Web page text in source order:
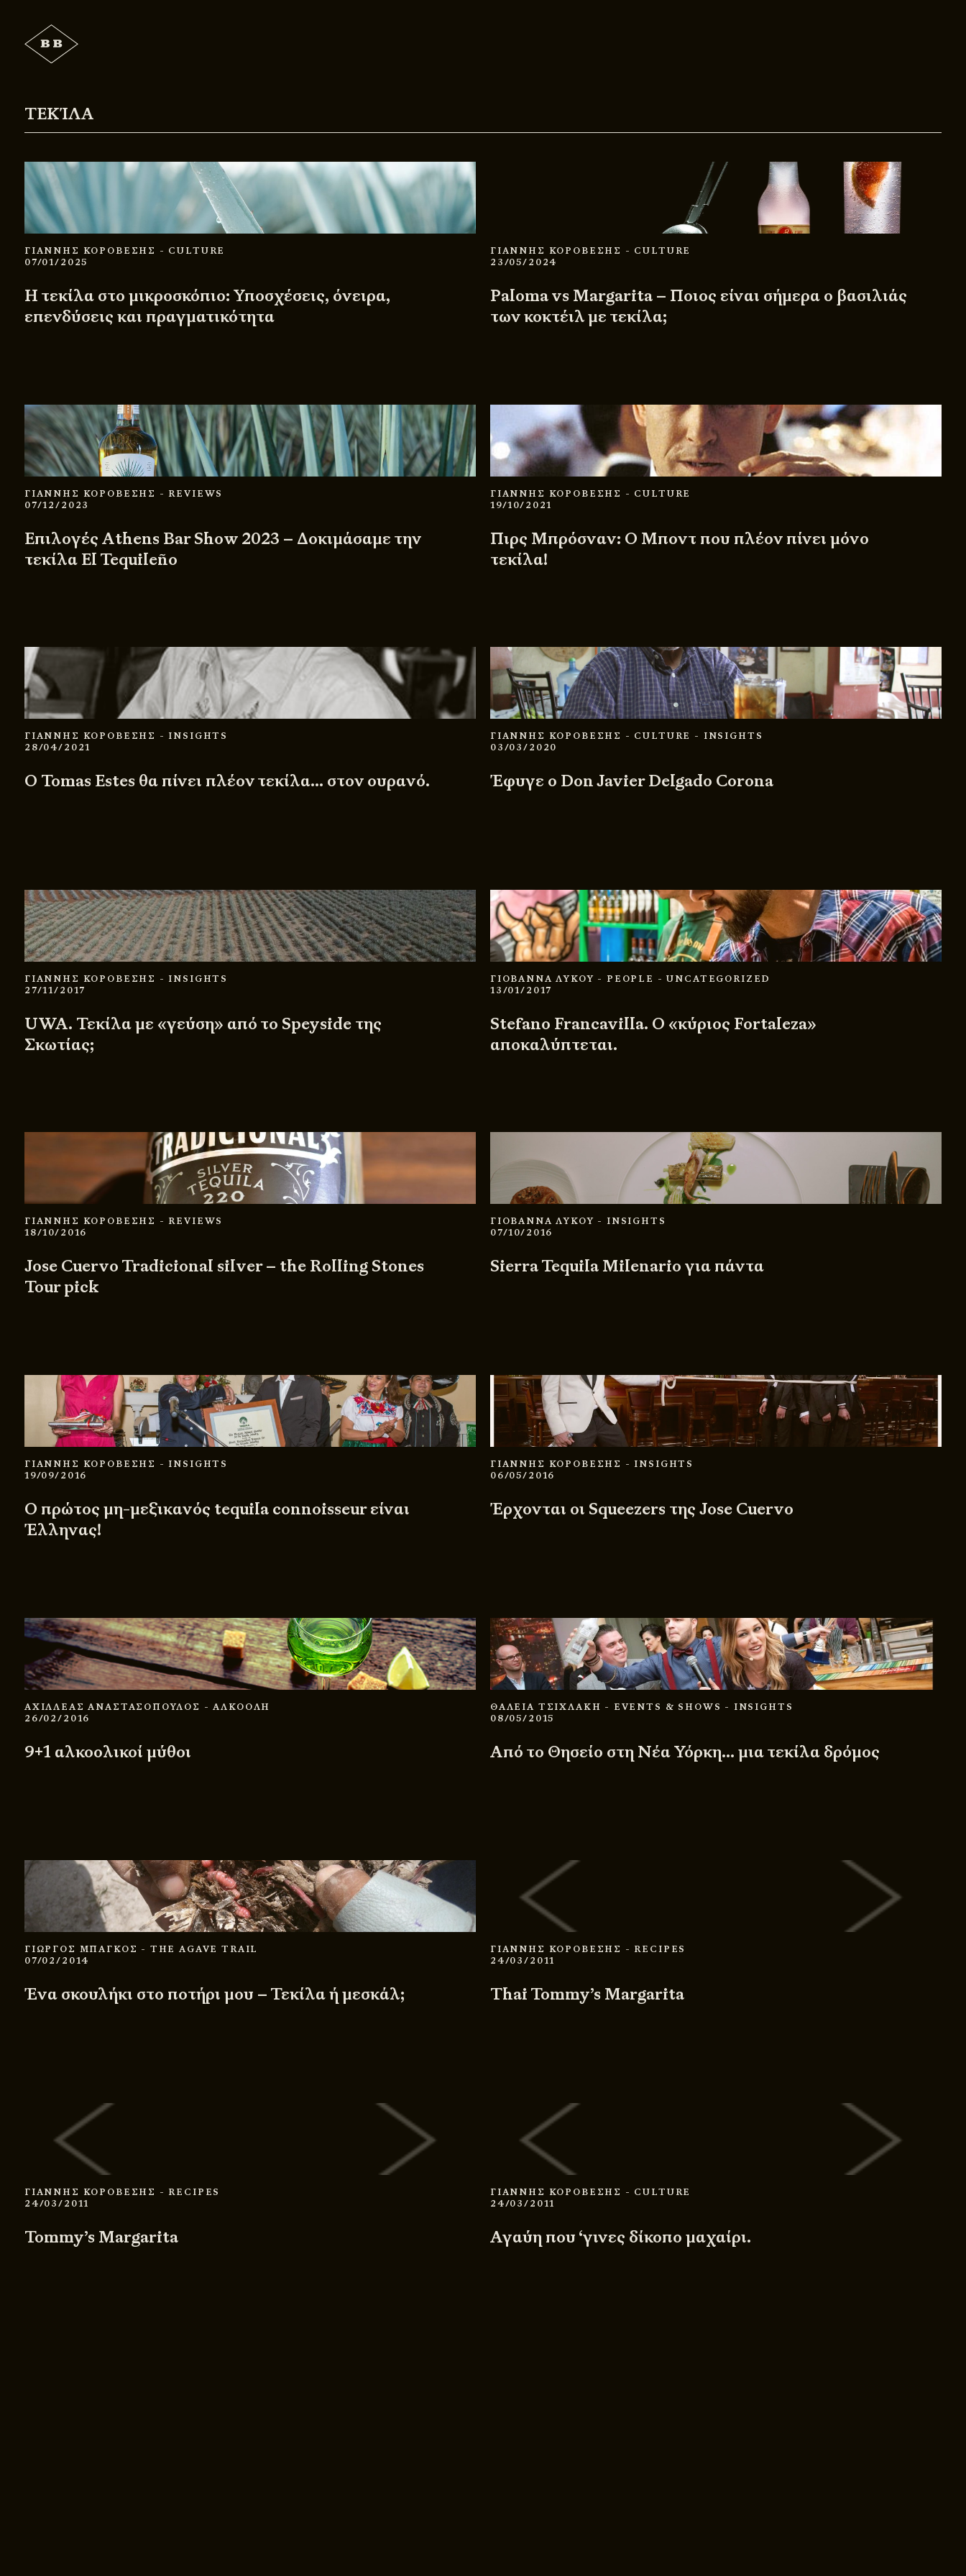
ΤΕΚΊΛΑ
ΓΙΑΝΝΗΣ ΚΟΡΟΒΕΣΗΣ - CULTURE
07/01/2025
Η τεκίλα στο μικροσκόπιο: Υποσχέσεις, όνειρα,
επενδύσεις και πραγματικότητα
ΓΙΑΝΝΗΣ ΚΟΡΟΒΕΣΗΣ - CULTURE
23/05/2024
Paloma vs Margarita – Ποιος είναι σήμερα ο βασιλιάς
των κοκτέιλ με τεκίλα;
ΓΙΑΝΝΗΣ ΚΟΡΟΒΕΣΗΣ - REVIEWS
07/12/2023
Επιλογές Athens Bar Show 2023 – Δοκιμάσαμε την
τεκίλα El Tequileño
ΓΙΑΝΝΗΣ ΚΟΡΟΒΕΣΗΣ - CULTURE
19/10/2021
Πιρς Μπρόσναν: Ο Μποντ που πλέον πίνει μόνο
τεκίλα!
ΓΙΑΝΝΗΣ ΚΟΡΟΒΕΣΗΣ - INSIGHTS
28/04/2021
Ο Tomas Estes θα πίνει πλέον τεκίλα… στον ουρανό.
ΓΙΑΝΝΗΣ ΚΟΡΟΒΕΣΗΣ - CULTURE - INSIGHTS
03/03/2020
Έφυγε ο Don Javier Delgado Corona
ΓΙΑΝΝΗΣ ΚΟΡΟΒΕΣΗΣ - INSIGHTS
27/11/2017
UWA. Τεκίλα με «γεύση» από το Speyside της
Σκωτίας;
ΓΙΟΒΑΝΝΑ ΛΥΚΟΥ - PEOPLE - UNCATEGORIZED
13/01/2017
Stefano Francavilla. Ο «κύριος Fortaleza»
αποκαλύπτεται.
ΓΙΑΝΝΗΣ ΚΟΡΟΒΕΣΗΣ - REVIEWS
18/10/2016
Jose Cuervo Tradicional silver – the Rolling Stones
Tour pick
ΓΙΟΒΑΝΝΑ ΛΥΚΟΥ - INSIGHTS
07/10/2016
Sierra Tequila Milenario για πάντα
ΓΙΑΝΝΗΣ ΚΟΡΟΒΕΣΗΣ - INSIGHTS
19/09/2016
Ο πρώτος μη-μεξικανός tequila connoisseur είναι
Έλληνας!
ΓΙΑΝΝΗΣ ΚΟΡΟΒΕΣΗΣ - INSIGHTS
06/05/2016
Έρχονται οι Squeezers της Jose Cuervo
ΑΧΙΛΛΕΑΣ ΑΝΑΣΤΑΣΟΠΟΥΛΟΣ - ΑΛΚΟΟΛΗ
26/02/2016
9+1 αλκοολικοί μύθοι
ΘΑΛΕΙΑ ΤΣΙΧΛΑΚΗ - EVENTS & SHOWS - INSIGHTS
08/05/2015
Από το Θησείο στη Νέα Υόρκη… μια τεκίλα δρόμος
ΓΙΩΡΓΟΣ ΜΠΑΓΚΟΣ - THE AGAVE TRAIL
07/02/2014
Ένα σκουλήκι στο ποτήρι μου – Τεκίλα ή μεσκάλ;
ΓΙΑΝΝΗΣ ΚΟΡΟΒΕΣΗΣ - RECIPES
24/03/2011
Thai Tommy’s Margarita
ΓΙΑΝΝΗΣ ΚΟΡΟΒΕΣΗΣ - RECIPES
24/03/2011
Tommy’s Margarita
ΓΙΑΝΝΗΣ ΚΟΡΟΒΕΣΗΣ - CULTURE
24/03/2011
Αγαύη που ‘γινες δίκοπο μαχαίρι.